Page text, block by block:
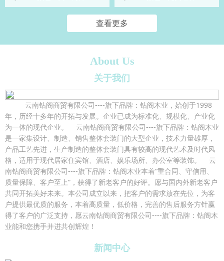
查看更多
About Us
关于我们
云南钻阁商贸有限公司----旗下品牌：钻阁木业，始创于1998
年，历经十多年的开拓与发展。企业已成为标准化、规模化、产业化
为一体的现代企业。 云南钻阁商贸有限公司----旗下品牌：钻阁木业
是一家集设计、制造、销售整体套装门的大型企业，技术力量雄厚，
产品工艺先进，生产制造的整体套装门具有较高的现代艺术及时代风
格，适用于现代居家住宾馆、酒店、娱乐场所、办公室等装饰。 云
南钻阁商贸有限公司----旗下品牌：钻阁木业本着“重合同、守信用、
质量保障、客户至上”，获得了新老客户的好评。愿与国内外新老客户
共同开拓美好未来。本公司成立以来，把客户的需求放在先位，为客
户提供最优质的服务，本着高质量，低价格，完善的售后服务方针赢
得了客户的广泛支持，愿云南钻阁商贸有限公司----旗下品牌：钻阁木
业能和您携手并进共创辉煌！
新闻中心